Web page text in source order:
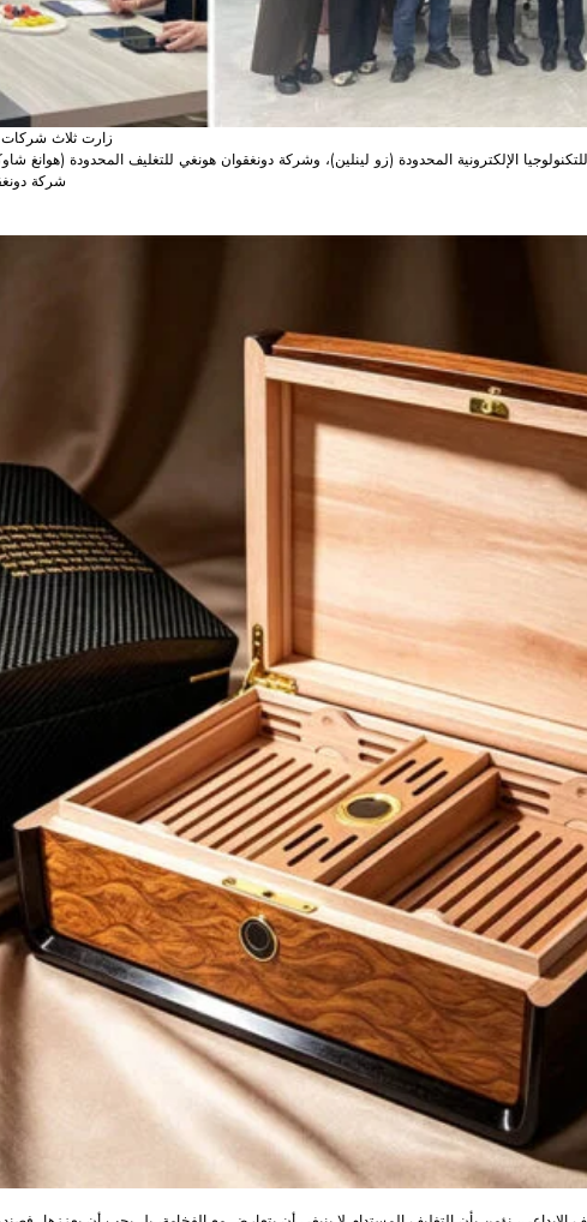
زارت ثلاث
الإلكترونية المحدودة (زو لينلين)، وشركة دونغقوان هونغي للتغليف المحدودة (هوانغ
شركة
أوافق على تلقي أحدث المعلومات حول
الصناعات المتعلقة بالتغليف الإبداعي.
يُقدِّم